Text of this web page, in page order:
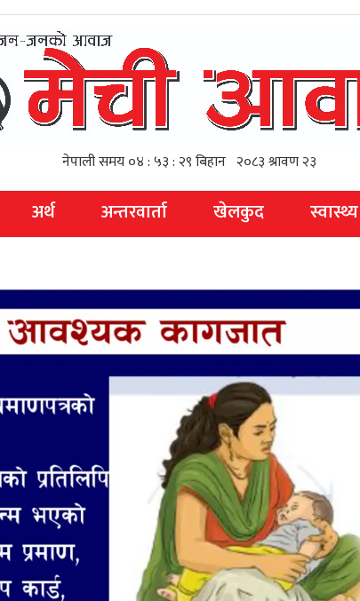
अर्थ अन्तरवार्ता खेलकुद स्वास्थ्य